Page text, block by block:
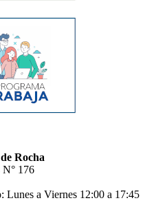
Rocha
176
Lunes a Viernes 12:00 a 17:45